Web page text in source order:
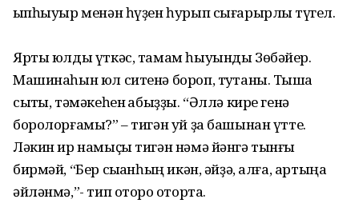
ҡыпһыуыр менән һүҙен һурып сығарырлыҡ түгел.
Ярты юлды үткәс, тамам һыуынды Зөбәйер.
Машинаһын юл ситенә бороп, туҡтаны. Тышҡа
сыҡты, тәмәкеһен ҡабыҙҙы. “Әллә кире генә
боролорғамы?” – тигән уй ҙа башынан үтте.
Ләкин ир намыҫы тигән нәмә йәнгә тынғы
бирмәй, “Бер сыҡҡанһың икән, әйҙә, алға, артыңа
әйләнмә,”- тип оторо ҡоторта.